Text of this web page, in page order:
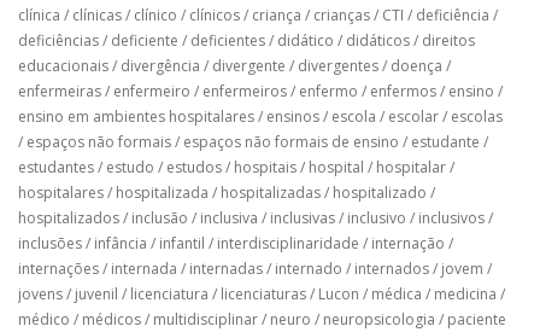
clínica / clínicas/ clínico / clínicos/ criança / crianças/ CTI / deficiência /
deficiências/ deficiente / deficientes/ didático / didáticos/ direitos
educacionais/ divergência / divergente / divergentes/ doença /
enfermeiras/ enfermeiro / enfermeiros/ enfermo / enfermos/ ensino /
ensino em ambientes hospitalares/ ensinos/ escola / escolar/ escolas
/ espaços não formais/ espaços não formais de ensino / estudante /
estudantes/ estudo / estudos/ hospitais/ hospital / hospitalar/
hospitalares/ hospitalizada / hospitalizadas/ hospitalizado /
hospitalizados/ inclusão / inclusiva / inclusivas/ inclusivo / inclusivos/
inclusões/ infância / infantil / interdisciplinaridade / internação /
internações/ internada / internadas/ internado / internados/ jovem /
jovens/ juvenil / licenciatura / licenciaturas/ Lucon / médica / medicina /
médico / médicos/ multidisciplinar/ neuro / neuropsicologia / paciente